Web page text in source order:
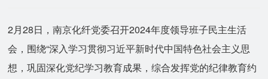
2月28日，南京化纤党委召开2024年度领导班子民主生活
会，围绕“深入学习贯彻习近平新时代中国特色社会主义思
想，巩固深化党纪学习教育成果，综合发挥党的纪律教育约